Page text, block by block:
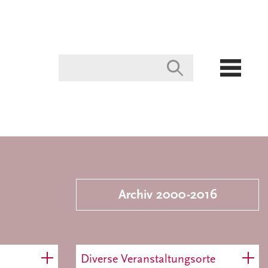
Archiv 2000-2016
Diverse Veranstaltungsorte